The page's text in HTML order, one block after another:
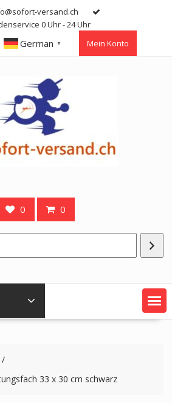
versand.ch
0 Uhr - 24 Uhr
German ▼ Mein Konto
0 0
33 x 30 cm schwarz